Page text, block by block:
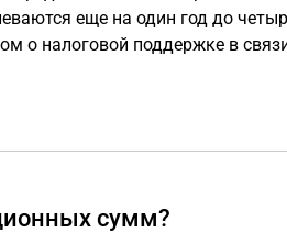
еще на один год до
о налоговой поддержке в
сумм?